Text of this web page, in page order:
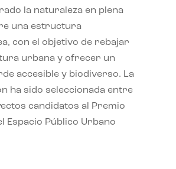
la naturaleza en plena
una estructura
con el objetivo de rebajar
urbana y ofrecer un
accesible y biodiverso. La
ha sido seleccionada entre
candidatos al Premio
Espacio Público Urbano